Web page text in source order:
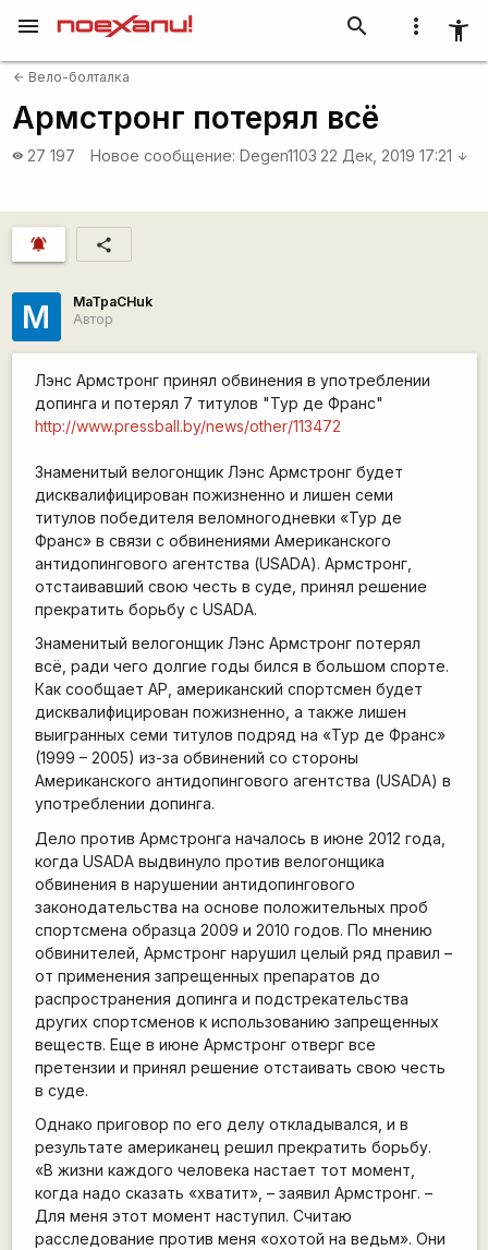
more_vert accessibility_new
search
menu
arrow_back Вело-болталка
Армстронг потерял всё
visibility 27 197 Новое сообщение: Degen1103 22 Дек, 2019 17:21 arrow_downward
notifications_active share
M
MaTpaCHuk
Автор
Лэнс Армстронг принял обвинения в употреблении
допинга и потерял 7 титулов "Тур де Франс"
http://www.pressball.by/news/other/113472
Знаменитый велогонщик Лэнс Армстронг будет
дисквалифицирован пожизненно и лишен семи
титулов победителя веломногодневки «Тур де
Франс» в связи с обвинениями Американского
антидопингового агентства (USADA). Армстронг,
отстаивавший свою честь в суде, принял решение
прекратить борьбу с USADA.
Знаменитый велогонщик Лэнс Армстронг потерял
всё, ради чего долгие годы бился в большом спорте.
Как сообщает АР, американский спортсмен будет
дисквалифицирован пожизненно, а также лишен
выигранных семи титулов подряд на «Тур де Франс»
(1999 – 2005) из-за обвинений со стороны
Американского антидопингового агентства (USADA) в
употреблении допинга.
Дело против Армстронга началось в июне 2012 года,
когда USADA выдвинуло против велогонщика
обвинения в нарушении антидопингового
законодательства на основе положительных проб
спортсмена образца 2009 и 2010 годов. По мнению
обвинителей, Армстронг нарушил целый ряд правил –
от применения запрещенных препаратов до
распространения допинга и подстрекательства
других спортсменов к использованию запрещенных
веществ. Еще в июне Армстронг отверг все
претензии и принял решение отстаивать свою честь
в суде.
Однако приговор по его делу откладывался, и в
результате американец решил прекратить борьбу.
«В жизни каждого человека настает тот момент,
когда надо сказать «хватит», – заявил Армстронг. –
Для меня этот момент наступил. Считаю
расследование против меня «охотой на ведьм». Они